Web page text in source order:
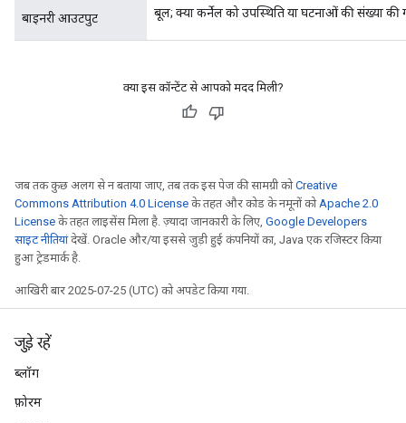
बाइनरी आउटपुट बूल; क्या कर्नेल को उपस्थिति या घटनाओं की संख्या की
क्या इस कॉन्टेंट से आपको मदद मिली?
जब तक कुछ अलग से न बताया जाए, तब तक इस पेज की सामग्री कोCreative
Commons Attribution 4.0 License के तहत और कोड के नमूनों को Apache 2.0
License के तहत लाइसेंस मिला है. ज़्यादा जानकारी के लिए, Google Developers
साइट नीतियांदेखें. Oracle और/या इससे जुड़ी हुई कंपनियों का, Java एक रजिस्टर किया
हुआ ट्रेडमार्क है.
आखिरी बार 2025-07-25 (UTC) को अपडेट किया गया.
जुड़े रहें
ब्लॉग
फ़ोरम